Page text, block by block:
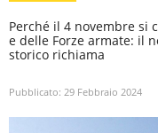
Perché il 4 novembre si
e delle Forze armate: il
storico richiama
Pubblicato: 29 Febbraio 2024